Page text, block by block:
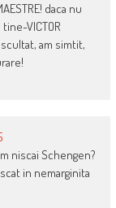
daca nu
VICTOR
am simtit,
niscai Schengen?
in nemarginita